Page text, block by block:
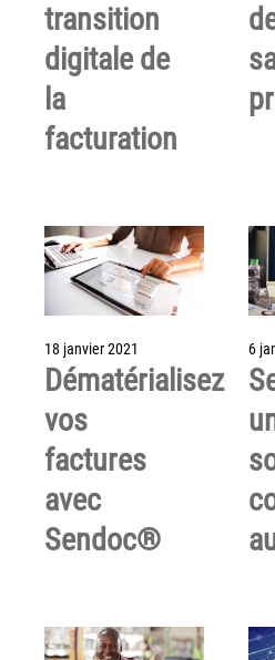
Actualité
Rejoignez-nous
CONTACT
Linkedin
XEROX I Concessionnaire Agrée
Blog
Guide GED
Contact
Plan du site
transition
digitale de
la
facturation
18 janvier 2021
Dématérialisez
vos
factures
avec
Sendoc®
6